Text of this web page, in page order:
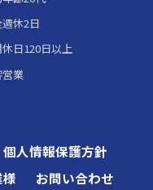
休2日
日120日以上
営業
個人情報保護方針
お問い合わせ